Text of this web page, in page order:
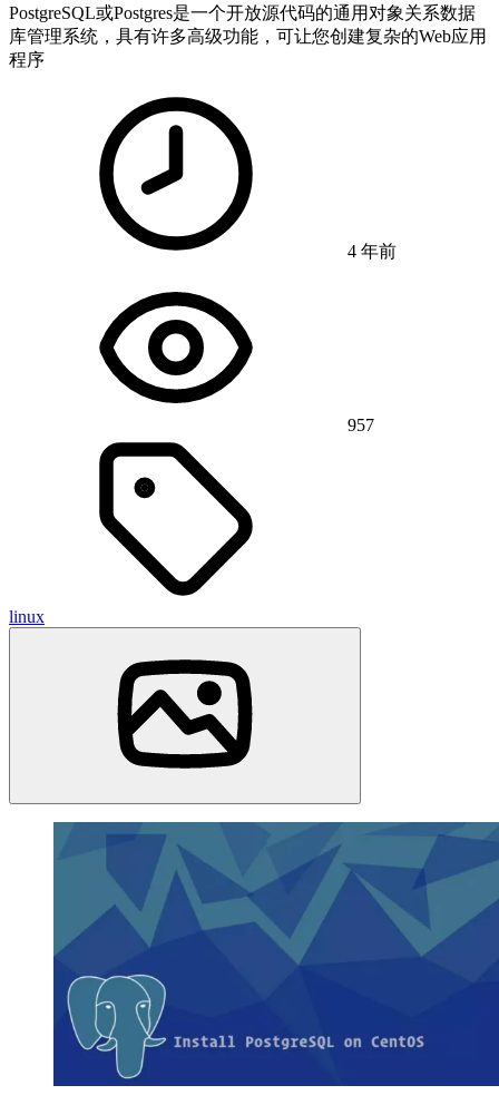
PostgreSQL或Postgres是一个开放源代码的通用对象关系数据
库管理系统，具有许多高级功能，可让您创建复杂的Web应用
程序
4 年前
957
linux